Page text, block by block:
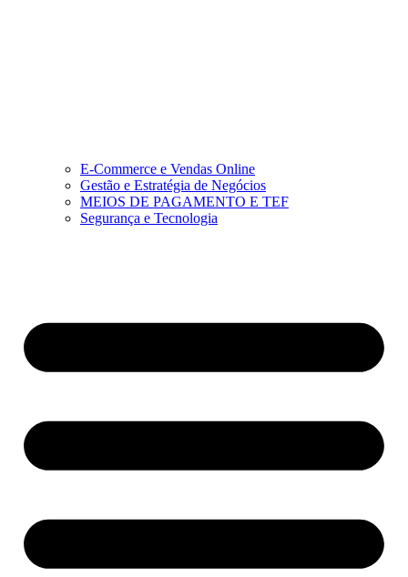
E-Commerce e Vendas Online
Gestão e Estratégia de Negócios
MEIOS DE PAGAMENTO E TEF
Segurança e Tecnologia